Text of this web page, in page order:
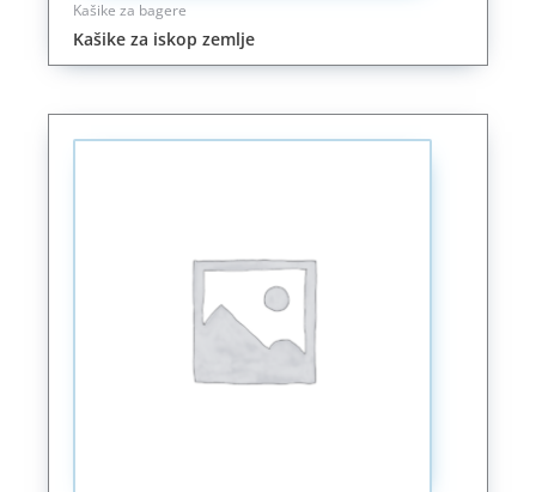
Kašike za bagere
Kašike za iskop zemlje